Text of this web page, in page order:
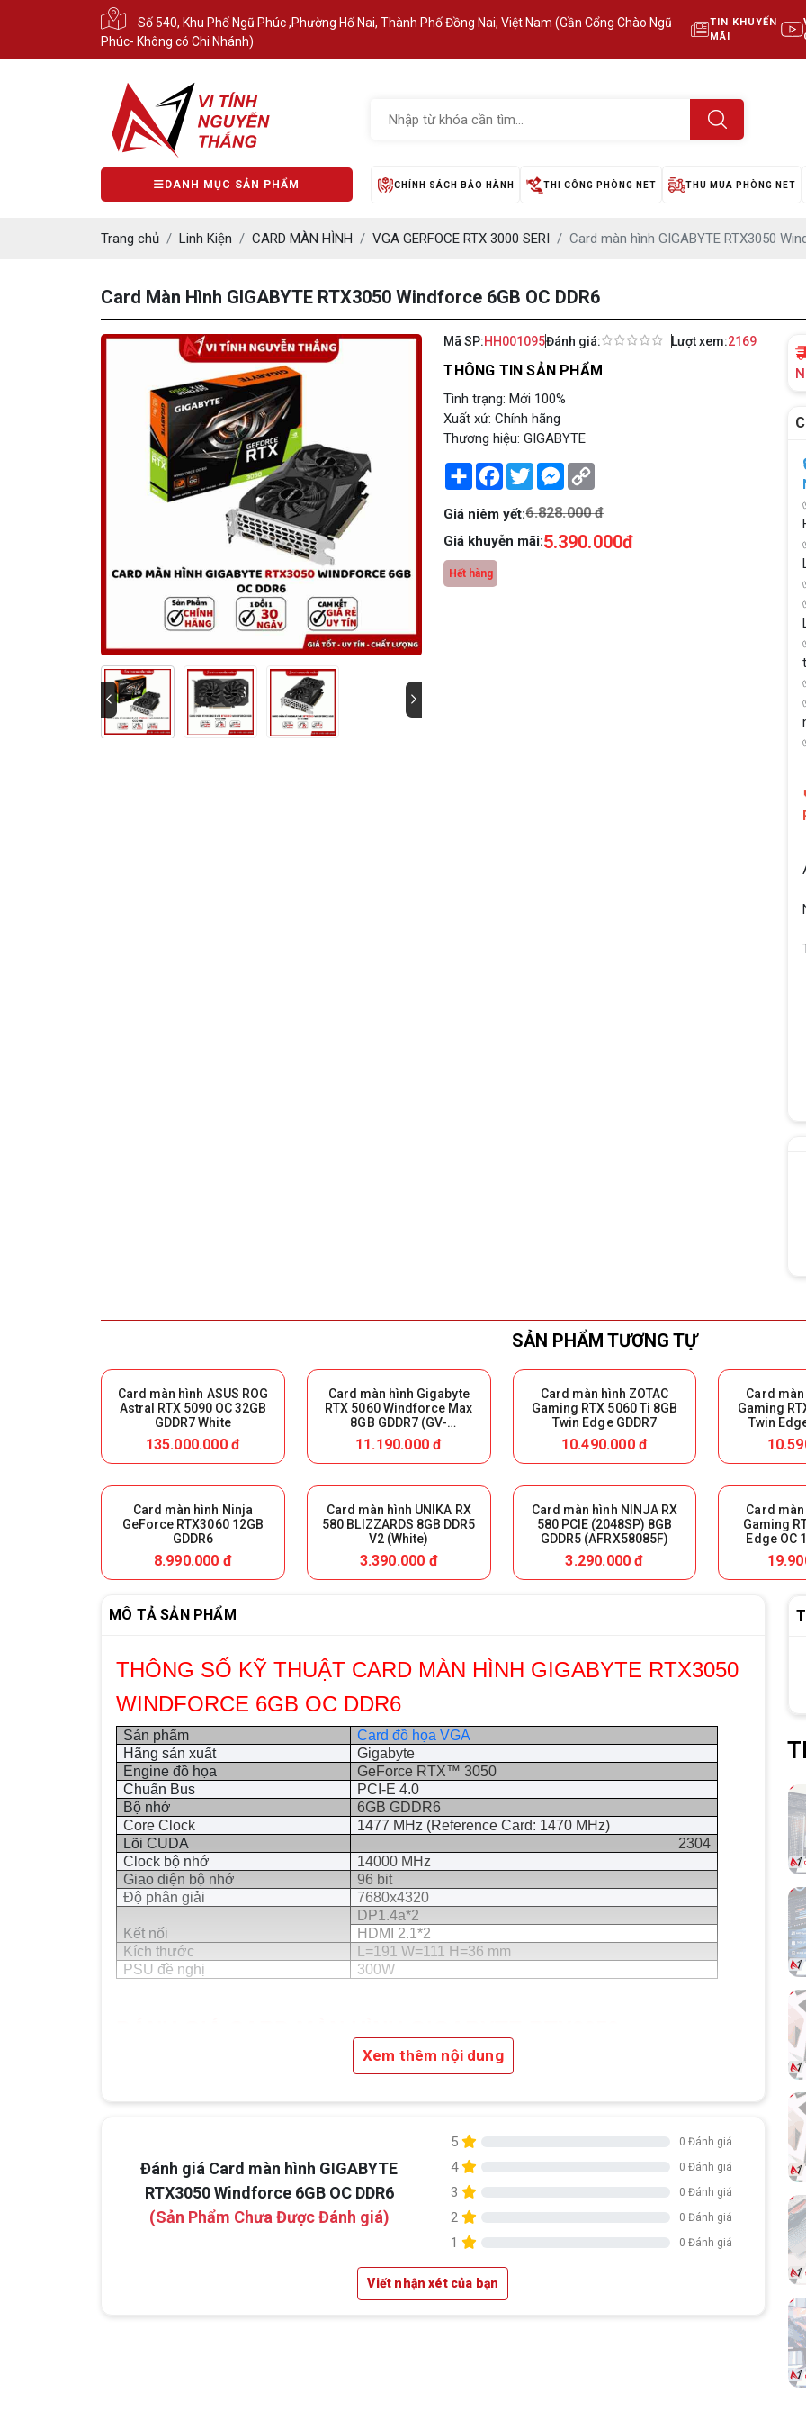
Số 540, Khu Phố Ngũ Phúc ,Phường Hố Nai, Thành Phố Đồng Nai, Việt Nam (Gần Cổng Chào Ngũ
Phúc- Không có Chi Nhánh)
TIN KHUYẾN
MÃI
DANH MỤC SẢN PHẨM CHÍNH SÁCH BẢO HÀNH THI CÔNG PHÒNG NET THU MUA PHÒNG NET
Trang chủ Linh Kiện CARD MÀN HÌNH VGA GERFOCE RTX 3000 SERI Card màn hình GIGABYTE RTX3050
Card Màn Hình GIGABYTE RTX3050 Windforce 6GB OC DDR6
Mã SP:HH001095Đánh giá: Lượt xem:2169
THÔNG TIN SẢN PHẨM
Tình trạng: Mới 100%
Xuất xứ: Chính hãng
Thương hiệu: GIGABYTE
ShareFacebook
TwitterMessenger
Giá niêm yết:6.828.000 đ
Giá khuyễn mãi:5.390.000đ
Hết hàng
SẢN PHẨM TƯƠNG TỰ
Card màn hình ASUS ROG
Astral RTX 5090 OC 32GB
GDDR7 White
135.000.000 đ
Card màn hình Gigabyte
RTX 5060 Windforce Max
8GB GDDR7 (GV-
N5060WF2MAX-OC 8GD)
11.190.000 đ
Card màn hình ZOTAC
Gaming RTX 5060 Ti 8GB
Twin Edge GDDR7
10.490.000 đ
Card màn
Gaming
Twin
Card màn hình Ninja
GeForce RTX3060 12GB
GDDR6
8.990.000 đ
Card màn hình UNIKA RX
580 BLIZZARDS 8GB DDR5
V2 (White)
3.390.000 đ
Card màn hình NINJA RX
580 PCIE (2048SP) 8GB
GDDR5 (AFRX58085F)
3.290.000 đ
Card màn
Gaming
Edge OC
MÔ TẢ SẢN PHẨM
THÔNG SỐ KỸ THUẬT CARD MÀN HÌNH GIGABYTE RTX3050
WINDFORCE 6GB OC DDR6
Sản phẩm
Card đồ họa VGA
Hãng sản xuất
Gigabyte
Engine đồ họa
GeForce RTX™ 3050
Chuẩn Bus
PCI-E 4.0
Bộ nhớ
6GB GDDR6
Core Clock
1477 MHz (Reference Card: 1470 MHz)
Lõi CUDA
2304
Clock bộ nhớ
14000 MHz
Giao diện bộ nhớ
96 bit
Độ phân giải
7680x4320
Kết nối
DP1.4a*2
HDMI 2.1*2
Kích thước
L=191 W=111 H=36 mm
PSU đề nghị
300W
WINDFORCE 6GB OC DDR6Xem thêm nội dung
Đánh giá Card màn hình GIGABYTE
RTX3050 Windforce 6GB OC DDR6
(Sản Phẩm Chưa Được Đánh giá)
5 0 Đánh giá
4 0 Đánh giá
3 0 Đánh giá
2 0 Đánh giá
1 0 Đánh giá
Viết nhận xét của bạn